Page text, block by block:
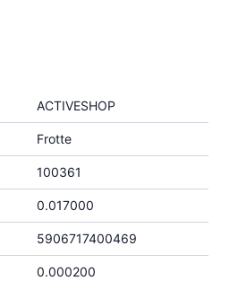
ACTIVESHOP
Frotte
100361
0.017000
5906717400469
0.000200